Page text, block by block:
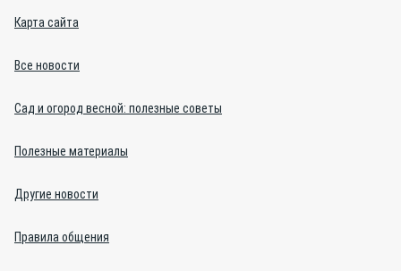
Карта сайта
Все новости
Сад и огород весной: полезные советы
Полезные материалы
Другие новости
Правила общения